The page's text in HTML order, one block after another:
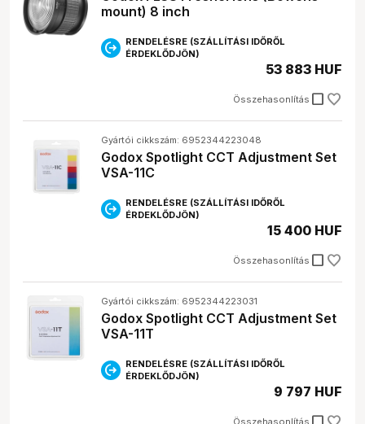
finomíthatod a fényhatásokat.
mount) 8 inch
RENDELÉSRE (SZÁLLÍTÁSI IDŐRŐL
ÉRDEKLŐDJÖN)
Összehasonlítás check_box_outline_blank
53 883 HUF
Gyártói cikkszám: 6952344223048
Godox Spotlight CCT Adjustment Set
VSA-11C
RENDELÉSRE (SZÁLLÍTÁSI IDŐRŐL
ÉRDEKLŐDJÖN)
Összehasonlítás check_box_outline_blank
15 400 HUF
Gyártói cikkszám: 6952344223031
Godox Spotlight CCT Adjustment Set
VSA-11T
RENDELÉSRE (SZÁLLÍTÁSI IDŐRŐL
ÉRDEKLŐDJÖN)
Összehasonlítás
9 797 HUF